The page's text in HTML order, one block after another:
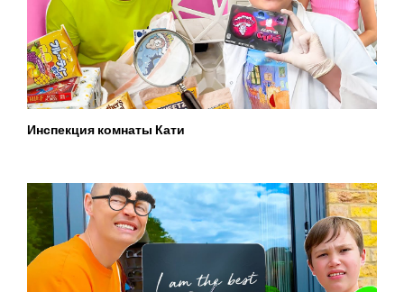
Инспекция комнаты Кати